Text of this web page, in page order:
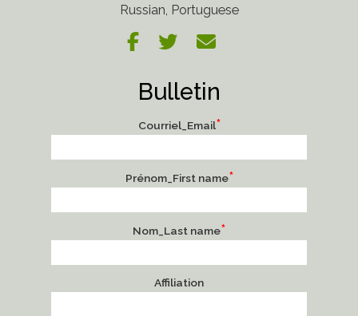
Russian, Portuguese
Bulletin
Courriel_Email*
Prénom_First name*
Nom_Last name*
Affiliation